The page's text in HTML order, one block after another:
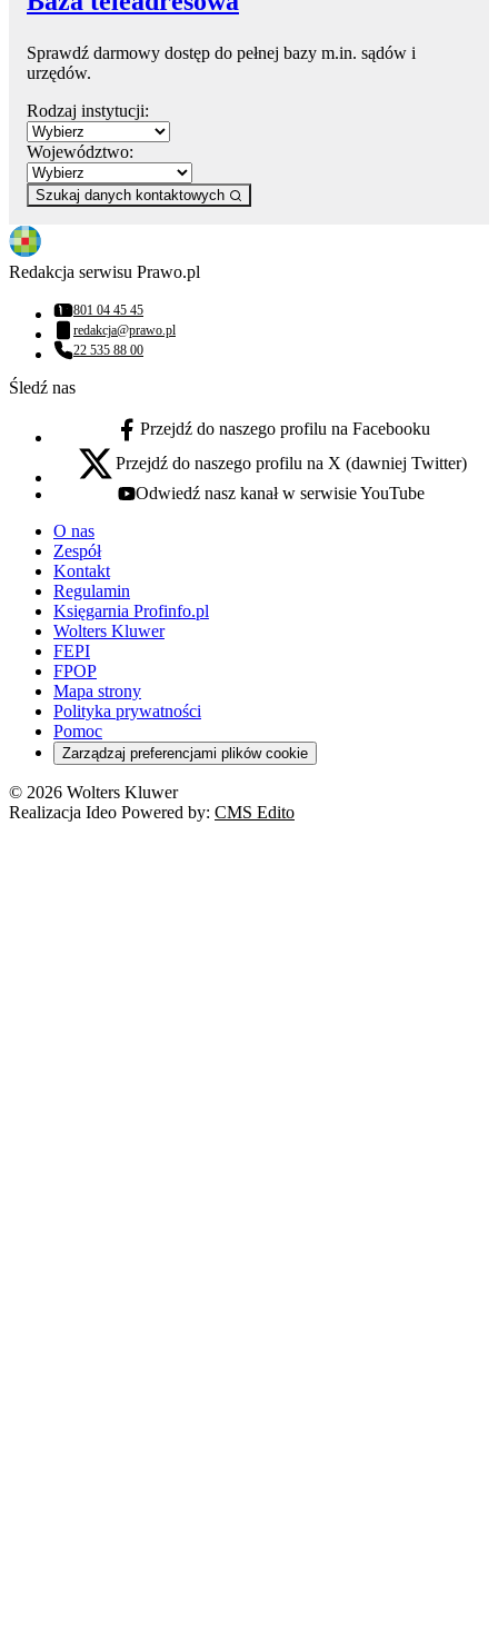
Sprawdź darmowy dostęp do pełnej bazy m.in. sądów i
urzędów.
Rodzaj instytucji:
Województwo:
Szukaj danych kontaktowych
Redakcja serwisu Prawo.pl
Numer telefonu:
801 04 45 45
Adres email:
redakcja@prawo.pl
Numer telefonu:
22 535 88 00
Śledź nas
facebook - otwiera się w nowej karcie
Przejdź do naszego profilu na Facebooku
x - otwiera się w nowej karcie
Przejdź do naszego profilu na X (dawniej Twitter)
youtube - otwiera się w nowej karcie
Odwiedź nasz kanał w serwisie YouTube
O nas
Zespół
Kontakt
Regulamin
Księgarnia Profinfo.pl
Wolters Kluwer
FEPI
FPOP
Mapa strony
Polityka prywatności
Pomoc
Zarządzaj preferencjami plików cookie
© 2026 Wolters Kluwer
Realizacja Ideo Powered by: CMS Edito